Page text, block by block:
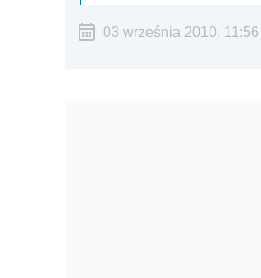
03 września 2010, 11:56